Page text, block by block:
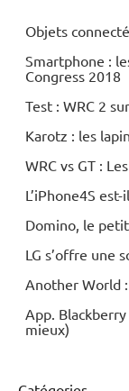
Travel
Objets
Smartphone :
Congress 2018
Test : WRC 2
Karotz : les
WRC vs GT :
L’iPhone4S
Domino, le
LG s’offre une
Another World
App.
mieux)